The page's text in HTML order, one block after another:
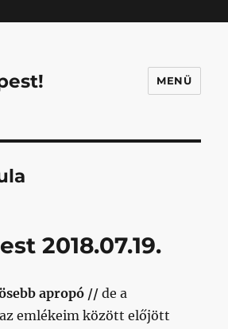
MENÜ
2018.07.19.
apropó //de a
emlékeim között előjött